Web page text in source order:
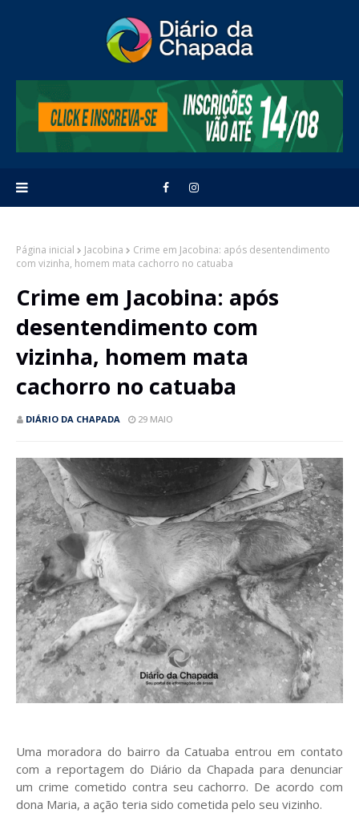
Página inicial Jacobina
Crime em Jacobina: após desentendimento
com vizinha, homem mata cachorro no catuaba
Crime em Jacobina: após
desentendimento com
vizinha, homem mata
cachorro no catuaba
DIÁRIO DA CHAPADA 29 MAIO
Uma moradora do bairro da Catuaba entrou em contato
com a reportagem do Diário da Chapada para denunciar
um crime cometido contra seu cachorro. De acordo com
dona Maria, a ação teria sido cometida pelo seu vizinho.